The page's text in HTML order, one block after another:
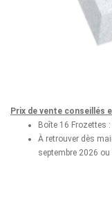
Prix de vente conseillés
Boîte 16 Frozettes
À retrouver dès
septembre 2026